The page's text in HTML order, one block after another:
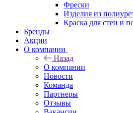
Фрески
Изделия из
Краска для стен и
Бренды
Акции
О компании
Назад
О компании
Новости
Команда
Партнеры
Отзывы